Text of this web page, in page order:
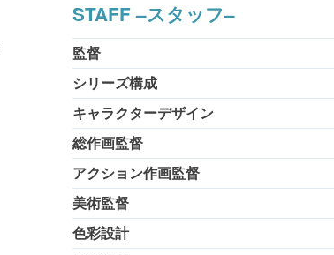
STAFF –スタッフ–
監督
シリーズ構成
キャラクターデザイン
総作画監督
アクション作画監督
美術監督
色彩設計